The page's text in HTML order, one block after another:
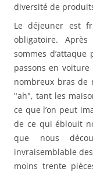
diversité de
Le déjeuner est
obligatoire.
sommes
passons en
nombreux bras de
"ah", tant les
ce que l’on peut
de ce qui éblouit
que nous
invraisemblable
moins trente